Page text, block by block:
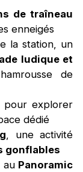
de traîneau
enneigés
la station, un
ludique et
de
pour explorer
dédié
, une activité
gonflables
au Panoramic